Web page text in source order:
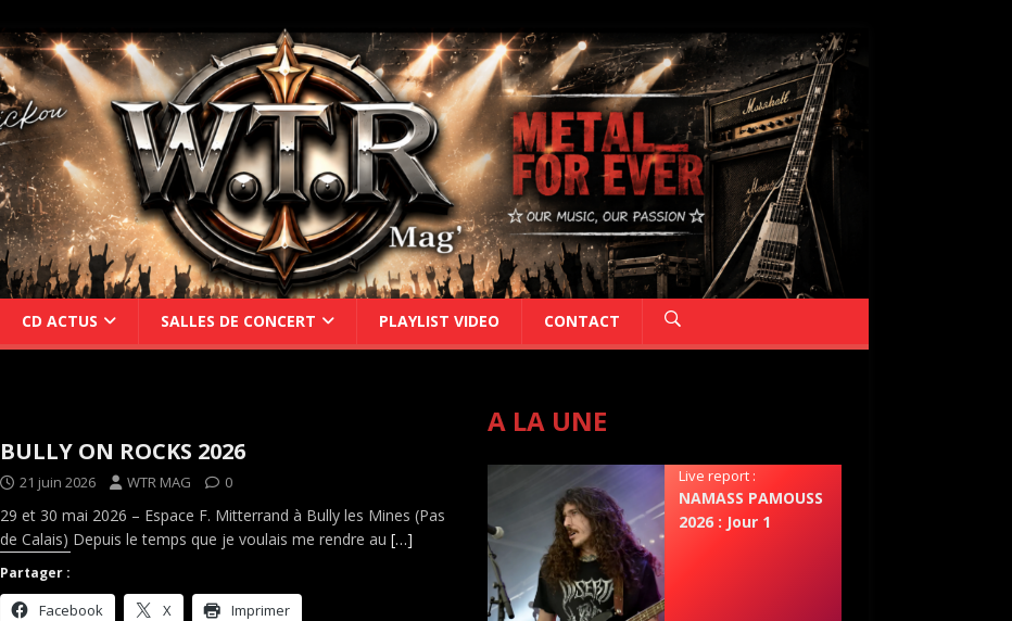
CD ACTUS SALLES DE CONCERT PLAYLIST VIDEO CONTACT
BULLY ON ROCKS 2026
21 juin 2026 WTR MAG 0
29 et 30 mai 2026 – Espace F. Mitterrand à Bully les Mines (Pas
de Calais) Depuis le temps que je voulais me rendre au […]
Partager :
Facebook X Imprimer
A LA UNE
Live report :
NAMASS PAMOUSS
2026 : Jour 1